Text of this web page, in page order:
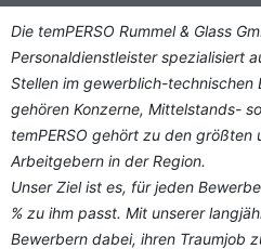
Die temPERSO Rummel & Glass
Personaldienstleister spezialisiert
Stellen im gewerblich-technischen
gehören Konzerne, Mittelstands-
temPERSO gehört zu den
Arbeitgebern in der Region.
Unser Ziel ist es, für jeden
% zu ihm passt. Mit unserer
Bewerbern dabei, ihren Traumjob